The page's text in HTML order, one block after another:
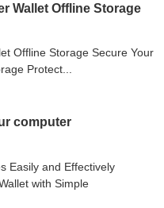
Wallet Offline Storage
Offline Storage Secure Your
Protect...
computer
Easily and Effectively
with Simple